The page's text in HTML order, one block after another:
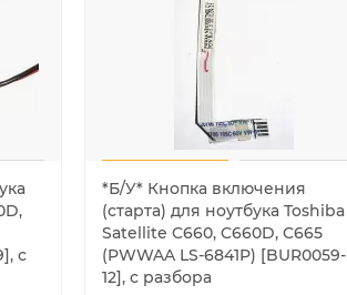
с
*Б/У* Кнопка включения
(старта) для ноутбука Toshiba
Satellite C660, C660D, C665
(PWWAA LS-6841P) [BUR0059-
12], с разбора